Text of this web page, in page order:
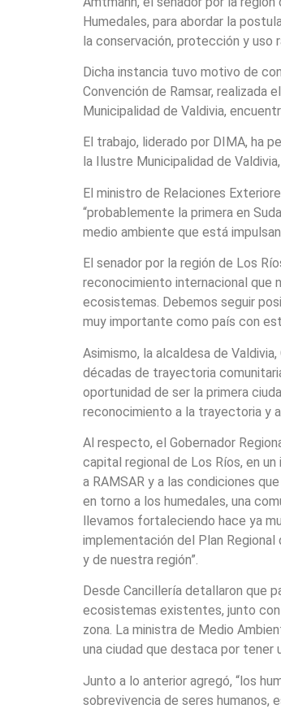
Humedales, para abordar la
la conservación, protección y uso
Dicha instancia tuvo motivo de
Convención de Ramsar, realizada
Municipalidad de Valdivia,
El trabajo, liderado por DIMA, ha
la Ilustre Municipalidad de
El ministro de Relaciones
“probablemente la primera en
medio ambiente que está
El senador por la región de Los
reconocimiento internacional que
ecosistemas. Debemos seguir
muy importante como país con
Asimismo, la alcaldesa de
décadas de trayectoria
oportunidad de ser la primera
reconocimiento a la trayectoria y
Al respecto, el Gobernador
capital regional de Los Ríos, en
a RAMSAR y a las condiciones
en torno a los humedales, una
llevamos fortaleciendo hace ya
implementación del Plan
y de nuestra región”.
Desde Cancillería detallaron que
ecosistemas existentes, junto
zona. La ministra de Medio
una ciudad que destaca por tener
Junto a lo anterior agregó, “los
sobrevivencia de seres humanos,